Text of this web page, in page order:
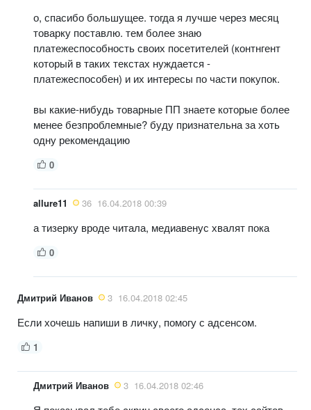
о, спасибо большущее. тогда я лучше через месяц
товарку поставлю. тем более знаю
платежеспособность своих посетителей (контнгент
который в таких текстах нуждается -
платежеспособен) и их интересы по части покупок.
вы какие-нибудь товарные ПП знаете которые более
менее безпроблемные? буду признательна за хоть
одну рекомендацию
0
allure11 36 16.04.2018 00:39
а тизерку вроде читала, медиавенус хвалят пока
0
Дмитрий Иванов 3 16.04.2018 02:45
Если хочешь напиши в личку, помогу с адсенсом.
1
Дмитрий Иванов 3 16.04.2018 02:46